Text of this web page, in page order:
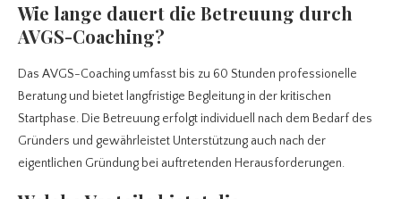
Wie lange dauert die Betreuung durch
AVGS-Coaching?
Das AVGS-Coaching umfasst bis zu 60 Stunden professionelle
Beratung und bietet langfristige Begleitung in der kritischen
Startphase. Die Betreuung erfolgt individuell nach dem Bedarf des
Gründers und gewährleistet Unterstützung auch nach der
eigentlichen Gründung bei auftretenden Herausforderungen.